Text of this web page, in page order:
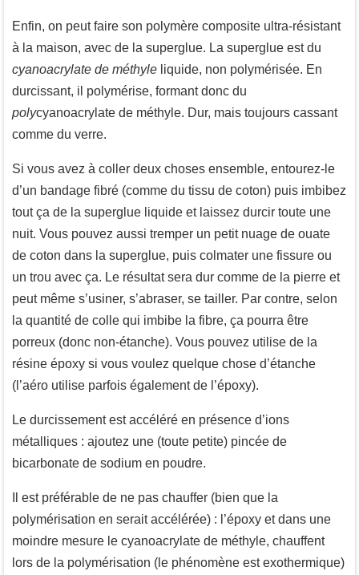
Enfin, on peut faire son polymère composite ultra-résistant
à la maison, avec de la superglue. La superglue est du
cyanoacrylate de méthyle liquide, non polymérisée. En
durcissant, il polymérise, formant donc du
polycyanoacrylate de méthyle. Dur, mais toujours cassant
comme du verre.
Si vous avez à coller deux choses ensemble, entourez-le
d’un bandage fibré (comme du tissu de coton) puis imbibez
tout ça de la superglue liquide et laissez durcir toute une
nuit. Vous pouvez aussi tremper un petit nuage de ouate
de coton dans la superglue, puis colmater une fissure ou
un trou avec ça. Le résultat sera dur comme de la pierre et
peut même s’usiner, s’abraser, se tailler. Par contre, selon
la quantité de colle qui imbibe la fibre, ça pourra être
porreux (donc non-étanche). Vous pouvez utilise de la
résine époxy si vous voulez quelque chose d’étanche
(l’aéro utilise parfois également de l’époxy).
Le durcissement est accéléré en présence d’ions
métalliques : ajoutez une (toute petite) pincée de
bicarbonate de sodium en poudre.
Il est préférable de ne pas chauffer (bien que la
polymérisation en serait accélérée) : l’époxy et dans une
moindre mesure le cyanoacrylate de méthyle, chauffent
lors de la polymérisation (le phénomène est exothermique)